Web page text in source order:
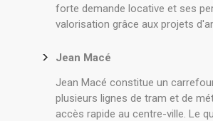
forte demande locative et ses
valorisation grâce aux projets
Jean Macé
Jean Macé constitue un
plusieurs lignes de tram et de
accès rapide au centre-ville. Le